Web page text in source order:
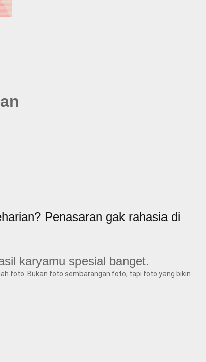
Penasaran gak rahasia di
karyamu spesial banget.
foto. Bukan foto sembarangan foto, tapi foto yang bikin